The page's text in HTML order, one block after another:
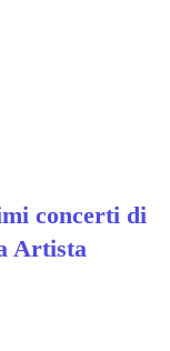
concerti di
Artista